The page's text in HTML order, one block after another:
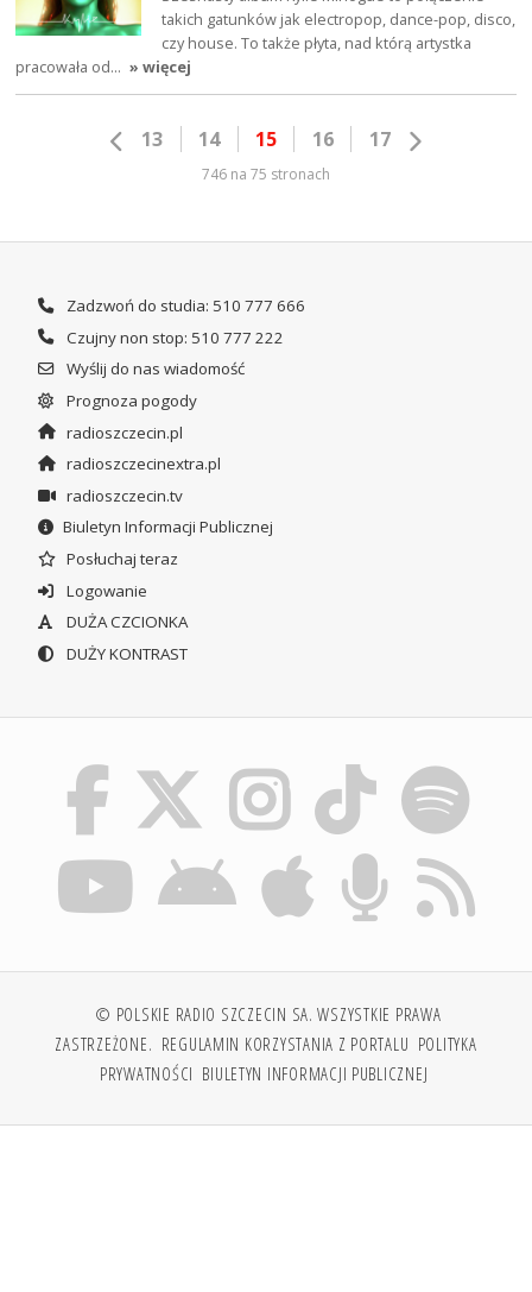
takich gatunków jak electropop, dance-pop, disco,
czy house. To także płyta, nad którą artystka
pracowała od… » więcej
13 14 15 16 17
746 na 75 stronach
Zadzwoń do studia: 510 777 666
Czujny non stop: 510 777 222
Wyślij do nas wiadomość
Prognoza pogody
radioszczecin.pl
radioszczecinextra.pl
radioszczecin.tv
Biuletyn Informacji Publicznej
Posłuchaj teraz
Logowanie
DUŻA CZCIONKA
DUŻY KONTRAST
© POLSKIE RADIO SZCZECIN SA. WSZYSTKIE PRAWA
ZASTRZEŻONE. REGULAMIN KORZYSTANIA Z PORTALU POLITYKA
PRYWATNOŚCI BIULETYN INFORMACJI PUBLICZNEJ